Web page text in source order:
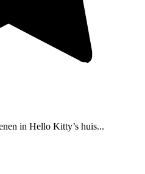
in Hello Kitty’s huis...